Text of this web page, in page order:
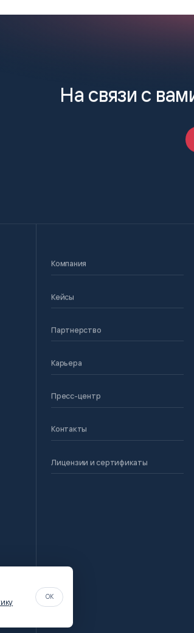
На связи с
Компания
Кейсы
Партнерство
Карьера
Пресс-центр
Контакты
Лицензии и сертификаты
OK